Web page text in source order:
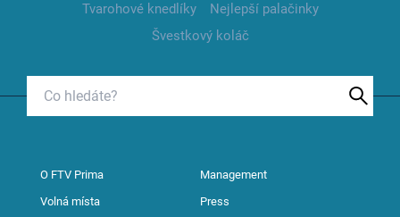
Tvarohové knedlíky
Nejlepší palačinky
Švestkový koláč
O FTV Prima Management
Volná místa Press